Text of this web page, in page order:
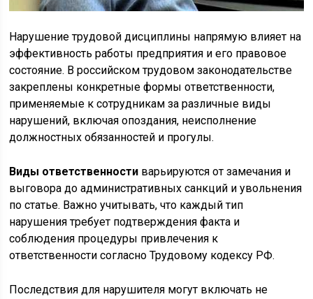
Нарушение трудовой дисциплины напрямую влияет на
эффективность работы предприятия и его правовое
состояние. В российском трудовом законодательстве
закреплены конкретные формы ответственности,
применяемые к сотрудникам за различные виды
нарушений, включая опоздания, неисполнение
должностных обязанностей и прогулы.
Виды ответственности варьируются от замечания и
выговора до административных санкций и увольнения
по статье. Важно учитывать, что каждый тип
нарушения требует подтверждения факта и
соблюдения процедуры привлечения к
ответственности согласно Трудовому кодексу РФ.
Последствия для нарушителя могут включать не